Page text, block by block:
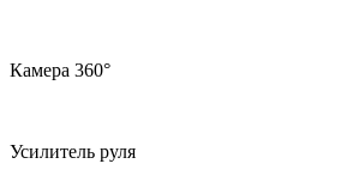
Камера 360°
Усилитель руля